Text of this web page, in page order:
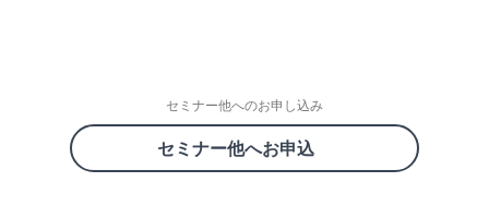
セミナー他へのお申し込み
セミナー他へお申込